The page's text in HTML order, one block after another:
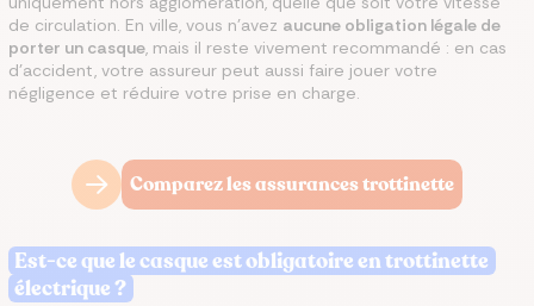
de circulation. En ville, vous n'avez aucune obligation légale de
porter un casque, mais il reste vivement recommandé : en cas
d'accident, votre assureur peut aussi faire jouer votre
négligence et réduire votre prise en charge.
Comparez les assurances trottinette
Est-ce que le casque est obligatoire en trottinette
électrique ?